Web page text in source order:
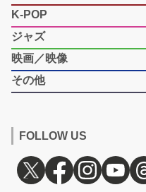
K-POP
ジャズ
映画／映像
その他
FOLLOW US